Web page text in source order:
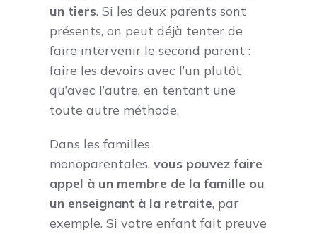
un tiers. Si les deux parents sont
présents, on peut déjà tenter de
faire intervenir le second parent :
faire les devoirs avec l’un plutôt
qu’avec l’autre, en tentant une
toute autre méthode.
Dans les familles
monoparentales, vous pouvez faire
appel à un membre de la famille ou
un enseignant à la retraite, par
exemple. Si votre enfant fait preuve